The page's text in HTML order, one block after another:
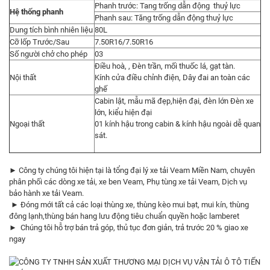
Hệ thống phanh
Phanh trước: Tang trống dẫn động thuỷ lực
Phanh sau: Tăng trống dẫn động thuỷ lực
Dung tích bình nhiên liệu 80L
Cỡ lốp Trước/Sau
7.50R16/7.50R16
Số người chở cho phép
03
Nội thất
Điều hoà, , Đèn trần, mối thuốc lá, gạt tàn.
Kính cửa điều chỉnh điện, Dây đai an toàn các
ghế
Ngoại thất
Cabin lật, mẫu mã đẹp,hiện đại, đèn lớn Đèn xe
lớn, kiểu hiện đại
01 kính hậu trong cabin & kính hậu ngoài dễ quan
sát.
► Công ty chúng tôi hiện tại là tổng đại lý xe tải Veam Miền Nam, chuyên
phân phối các dòng xe tải, xe ben Veam, Phụ tùng xe tải Veam, Dịch vụ
bảo hành xe tải Veam.
► Đóng mới tất cả các loại thùng xe, thùng kèo mui bạt, mui kín, thùng
đông lạnh,thùng bán hang lưu động tiêu chuẩn quyền hoặc lamberet
► Chúng tôi hỗ trợ bán trả góp, thủ tục đơn giản, trả trước 20 % giao xe
ngay